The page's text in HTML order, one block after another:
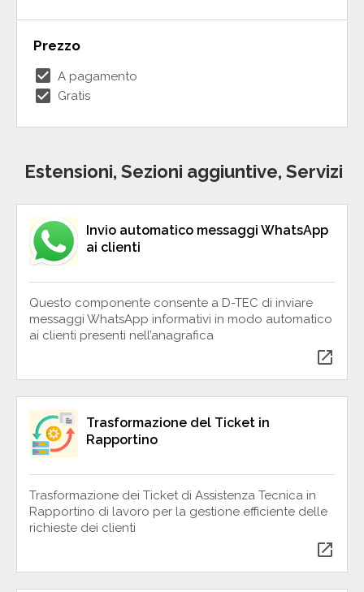
Prezzo
check_box A pagamento
check_box Gratis
Estensioni, Sezioni aggiuntive, Servizi
Invio automatico messaggi WhatsApp
ai clienti
Questo componente consente a D-TEC di inviare
messaggi WhatsApp informativi in modo automatico
ai clienti presenti nell’anagrafica
open_in_new
Trasformazione del Ticket in
Rapportino
Trasformazione dei Ticket di Assistenza Tecnica in
Rapportino di lavoro per la gestione efficiente delle
richieste dei clienti
open_in_new